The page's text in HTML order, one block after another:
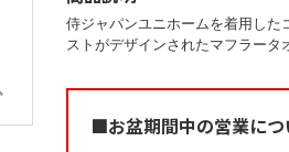
侍ジャパンユニホームを着用した
ストがデザインされたマフラータ
■お盆期間中の営業に